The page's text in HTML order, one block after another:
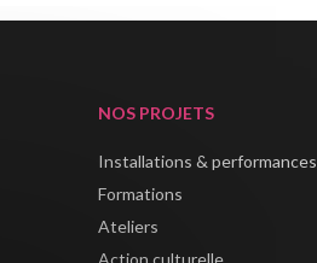
NOS PROJETS
Installations & performances
Formations
Ateliers
Action culturelle